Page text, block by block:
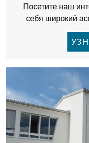
Посетите наш
себя широкий